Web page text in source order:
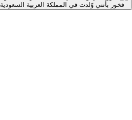
فخور بأنني وّلدت في المملكة العربية السعودية